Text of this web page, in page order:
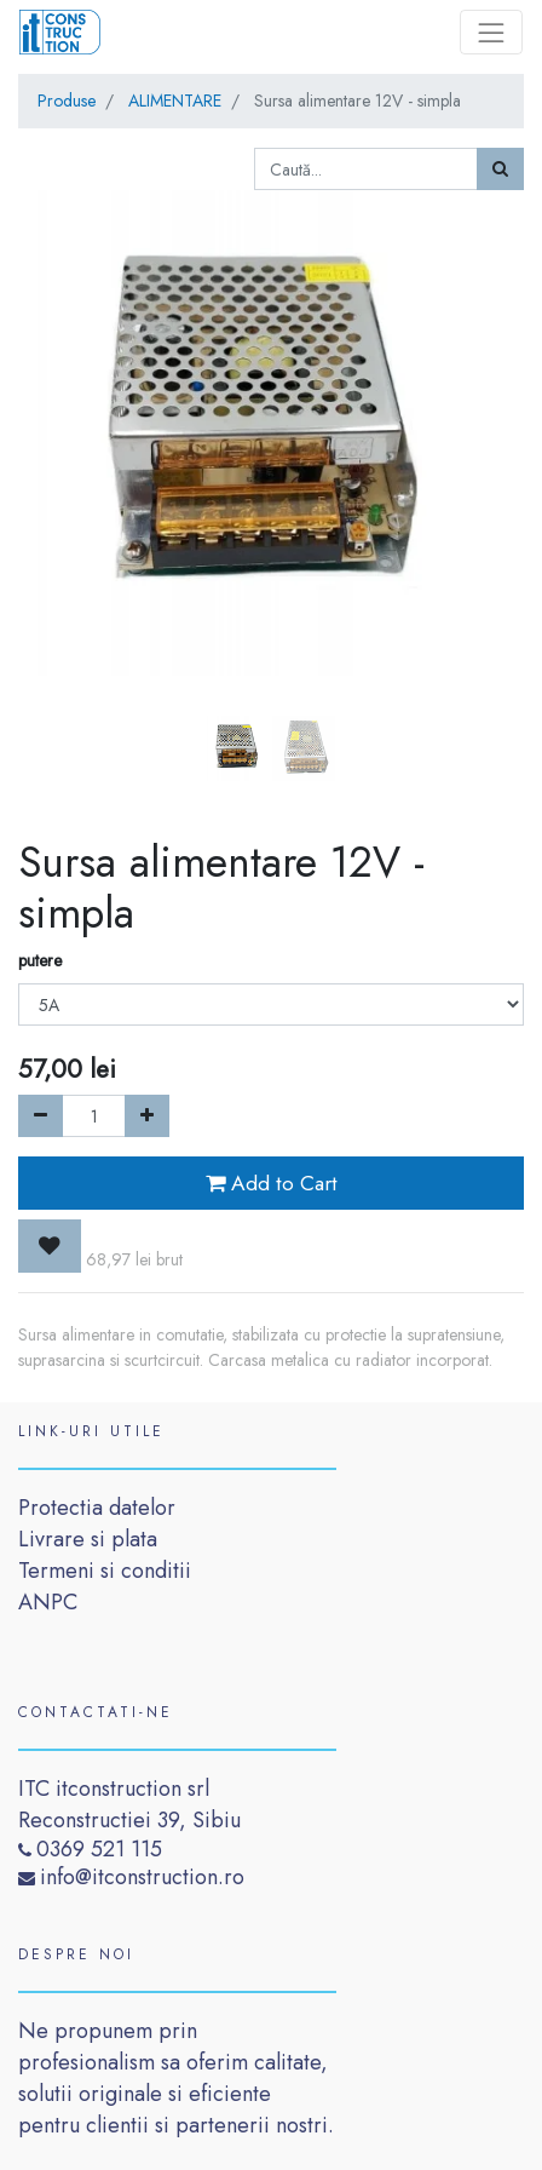
Produse ALIMENTARE Sursa alimentare 12V - simpla
Sursa alimentare 12V -
simpla
putere
57,00 lei
Add to Cart
68,97 lei brut
Sursa alimentare in comutatie, stabilizata cu protectie la supratensiune,
suprasarcina si scurtcircuit. Carcasa metalica cu radiator incorporat.
LINK-URI UTILE
Protectia datelor
Livrare si plata
Termeni si conditii
ANPC
CONTACTATI-NE
ITC itconstruction srl
Reconstructiei 39, Sibiu
0369 521 115
info@itconstruction.ro
DESPRE NOI
Ne propunem prin
profesionalism sa oferim calitate,
solutii originale si eficiente
pentru clientii si partenerii nostri.